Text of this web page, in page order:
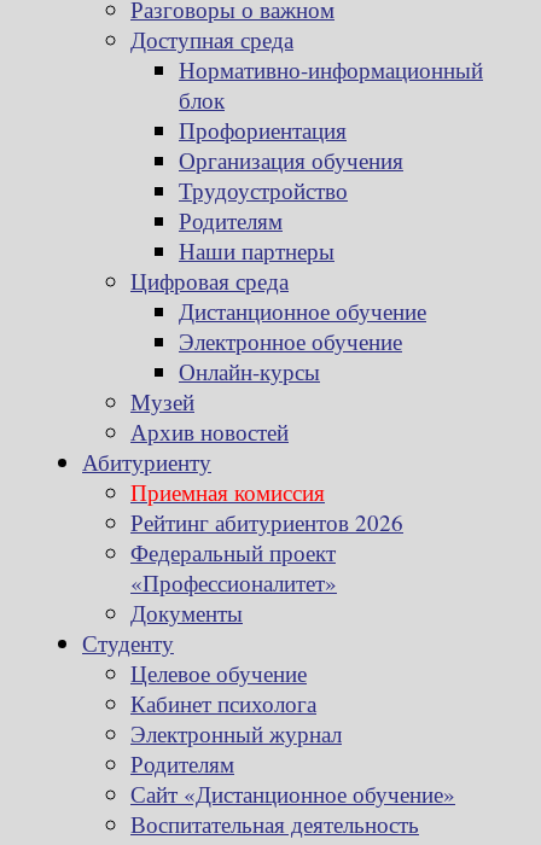
Разговоры о важном
Доступная среда
Нормативно-информационный
блок
Профориентация
Организация обучения
Трудоустройство
Родителям
Наши партнеры
Цифровая среда
Дистанционное обучение
Электронное обучение
Онлайн-курсы
Музей
Архив новостей
Абитуриенту
Приемная комиссия
Рейтинг абитуриентов 2026
Федеральный проект
«Профессионалитет»
Документы
Студенту
Целевое обучение
Кабинет психолога
Электронный журнал
Родителям
Сайт «Дистанционное обучение»
Воспитательная деятельность